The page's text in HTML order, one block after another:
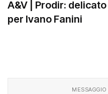
A&V | Prodir:
per Ivano Fanini